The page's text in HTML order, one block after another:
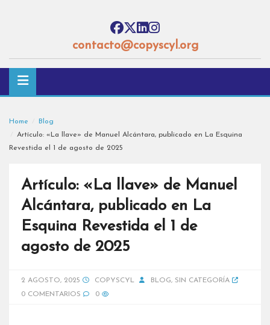
contacto@copyscyl.org
Home
Blog
Artículo: «La llave» de Manuel Alcántara, publicado en La Esquina
Revestida el 1 de agosto de 2025
Artículo: «La llave» de Manuel
Alcántara, publicado en La
Esquina Revestida el 1 de
agosto de 2025
2 AGOSTO, 2025 COPYSCYL BLOG, SIN CATEGORÍA
0 COMENTARIOS
0